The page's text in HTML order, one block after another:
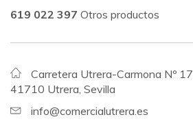
619 022 397 Otros productos
Carretera Utrera-Carmona Nº 17
41710 Utrera, Sevilla
info@comercialutrera.es